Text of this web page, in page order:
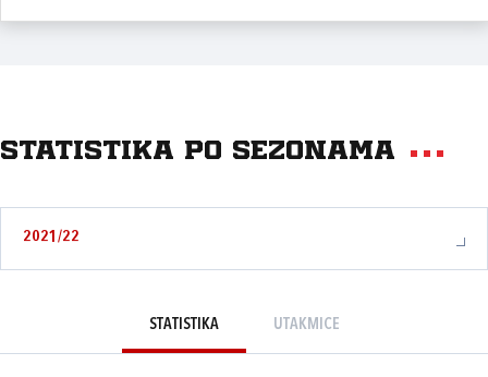
Statistika po sezonama
2021/22
STATISTIKA UTAKMICE